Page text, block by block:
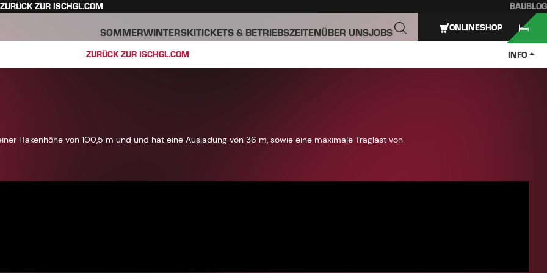
ZURÜCK ZUR ISCHGL.COM BAUBLOG
SOMMERWINTERSKITICKETS & BETRIEBSZEITENÜBER UNSJOBS
ZURÜCK ZUR ISCHGL.COM INFO
ONLINESHOP
Hakenhöhe von 100,5 m und und hat eine Ausladung von 36 m, sowie eine maximale Traglast von